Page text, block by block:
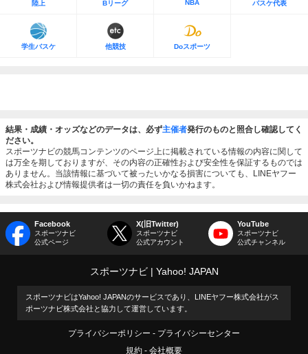
陸上 Bリーグ NBA バスケ代表
学生バスケ 他競技 Doスポーツ
結果・成績・オッズなどのデータは、必ず主催者発行のものと照合し確認してく
ださい。
スポーツナビの競馬コンテンツのページ上に掲載されている情報の内容に関して
は万全を期しておりますが、その内容の正確性および安全性を保証するものでは
ありません。当該情報に基づいて被ったいかなる損害についても、LINEヤフー
株式会社および情報提供者は一切の責任を負いかねます。
Facebook
スポーツナビ
公式ページ
X(旧Twitter)
スポーツナビ
公式アカウント
YouTube
スポーツナビ
公式チャンネル
スポーツナビ Yahoo! JAPAN
スポーツナビはYahoo! JAPANのサービスであり、LINEヤフー株式会社がス
ポーツナビ株式会社と協力して運営しています。
プライバシーポリシー
プライバシーセンター
規約
会社概要